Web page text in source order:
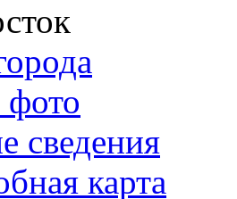
фото
сведения
карта